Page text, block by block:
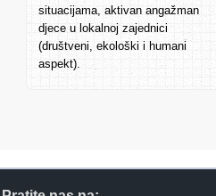
situacijama, aktivan angažman
djece u lokalnoj zajednici
(društveni, ekološki i humani
aspekt).